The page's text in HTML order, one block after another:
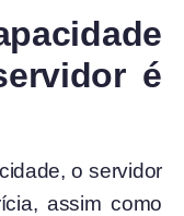
é
o servidor
assim como